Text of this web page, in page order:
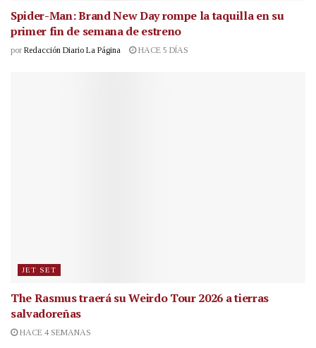
Spider-Man: Brand New Day rompe la taquilla en su
primer fin de semana de estreno
por Redacción Diario La Página HACE 5 DÍAS
JET SET
The Rasmus traerá su Weirdo Tour 2026 a tierras
salvadoreñas
HACE 4 SEMANAS